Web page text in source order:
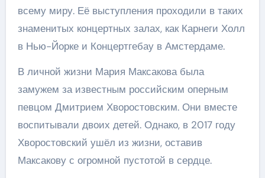
всему миру. Её выступления проходили в таких
знаменитых концертных залах, как Карнеги Холл
в Нью-Йорке и Концертгебау в Амстердаме.
В личной жизни Мария Максакова была
замужем за известным российским оперным
певцом Дмитрием Хворостовским. Они вместе
воспитывали двоих детей. Однако, в 2017 году
Хворостовский ушёл из жизни, оставив
Максакову с огромной пустотой в сердце.